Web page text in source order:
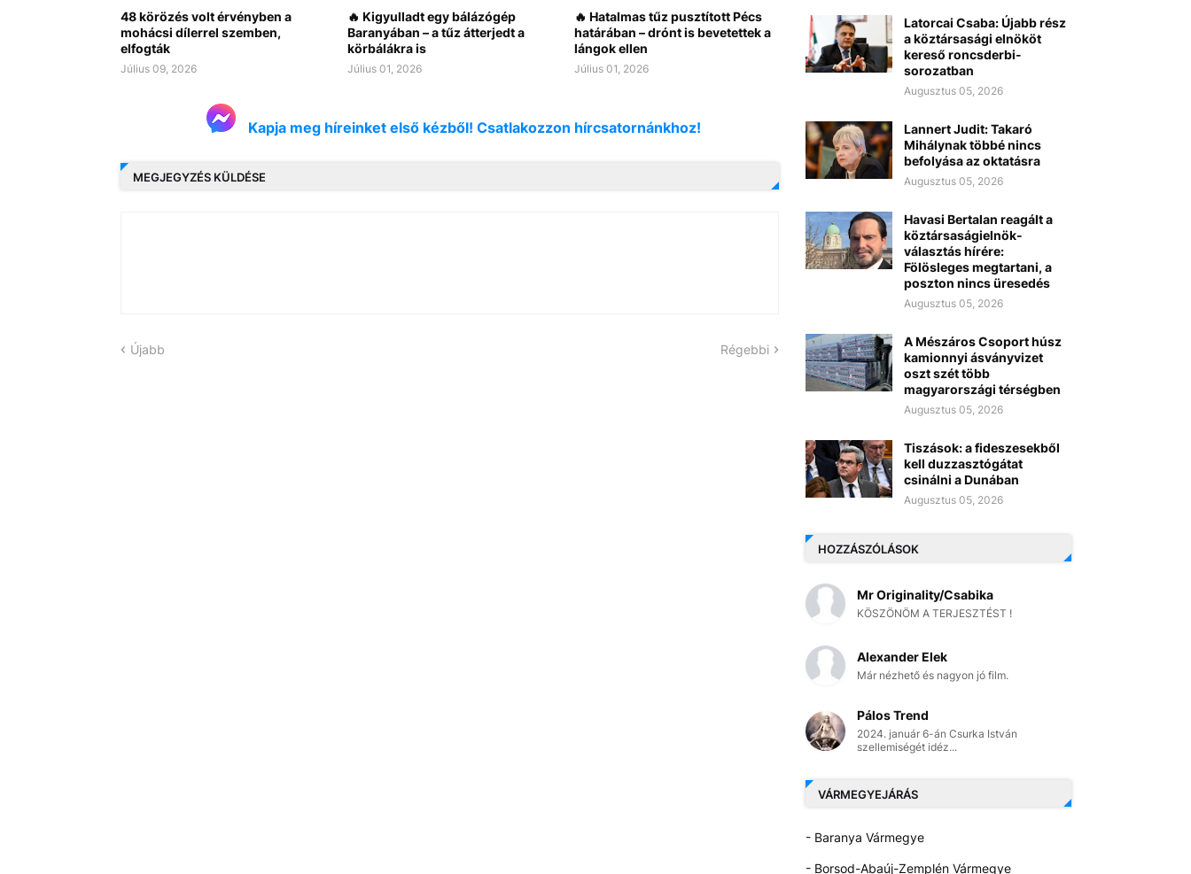
48 körözés volt érvényben a
mohácsi dílerrel szemben,
elfogták
Július 09, 2026
🔥 Kigyulladt egy bálázógép
Baranyában – a tűz átterjedt a
körbálákra is
Július 01, 2026
🔥 Hatalmas tűz pusztított Pécs
határában – drónt is bevetettek a
lángok ellen
Július 01, 2026
Kapja meg híreinket első kézből! Csatlakozzon hírcsatornánkhoz!
MEGJEGYZÉS KÜLDÉSE
Újabb Régebbi
Latorcai Csaba: Újabb rész
a köztársasági elnököt
kereső roncsderbi-
sorozatban
Augusztus 05, 2026
Lannert Judit: Takaró
Mihálynak többé nincs
befolyása az oktatásra
Augusztus 05, 2026
Havasi Bertalan reagált a
köztársaságielnök-
választás hírére:
Fölösleges megtartani, a
poszton nincs üresedés
Augusztus 05, 2026
A Mészáros Csoport húsz
kamionnyi ásványvizet
oszt szét több
magyarországi térségben
Augusztus 05, 2026
Tiszások: a fideszesekből
kell duzzasztógátat
csinálni a Dunában
Augusztus 05, 2026
HOZZÁSZÓLÁSOK
Mr Originality/Csabika
KÖSZÖNÖM A TERJESZTÉST !
Alexander Elek
Már nézhető és nagyon jó film.
Pálos Trend
2024. január 6-án Csurka István
szellemiségét idéz...
VÁRMEGYEJÁRÁS
- Baranya Vármegye
- Borsod-Abaúj-Zemplén Vármegye